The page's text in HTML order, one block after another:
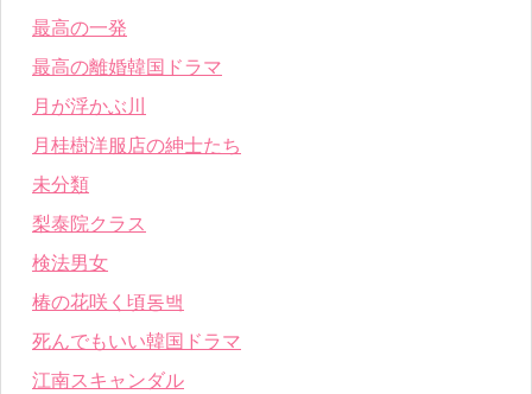
最高の一発
最高の離婚韓国ドラマ
月が浮かぶ川
月桂樹洋服店の紳士たち
未分類
梨泰院クラス
検法男女
椿の花咲く頃동백
死んでもいい韓国ドラマ
江南スキャンダル